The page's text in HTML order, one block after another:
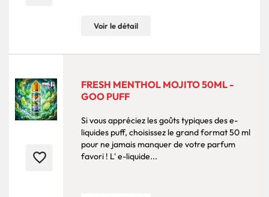
Voir le détail
favorite_border
FRESH MENTHOL MOJITO 50ML -
GOO PUFF
Si vous appréciez les goûts typiques des e-
liquides puff, choisissez le grand format 50 ml
pour ne jamais manquer de votre parfum
favori ! L' e-liquide...